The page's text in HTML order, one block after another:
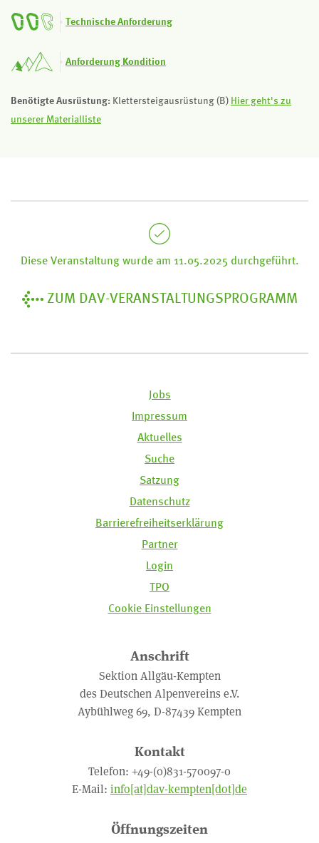
Technische Anforderung
Anforderung Kondition
Benötigte Ausrüstung: Klettersteigausrüstung (B) Hier geht's zu
unserer Materialliste
Diese Veranstaltung wurde am 11.05.2025 durchgeführt.
ZUM DAV-VERANSTALTUNGSPROGRAMM
Jobs
Impressum
Aktuelles
Suche
Satzung
Datenschutz
Barrierefreiheitserklärung
Partner
Login
TPO
Cookie Einstellungen
Anschrift
Sektion Allgäu-Kempten
des Deutschen Alpenvereins e.V.
Aybühlweg 69, D-87439 Kempten
Kontakt
Telefon: +49-(0)831-570097-0
E-Mail: info[at]dav-kempten[dot]de
Öffnungszeiten